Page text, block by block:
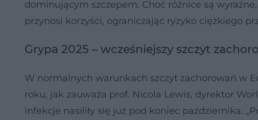
dominującym szczepem. Choć różnice są
przynosi korzyści, ograniczając ryzyko ciężkiego
Grypa 2025 – wcześniejszy szczyt
W normalnych warunkach szczyt zachorowań w
roku, jak zauważa prof. Nicola Lewis, dyrektor
infekcje nasiliły się już pod koniec października.